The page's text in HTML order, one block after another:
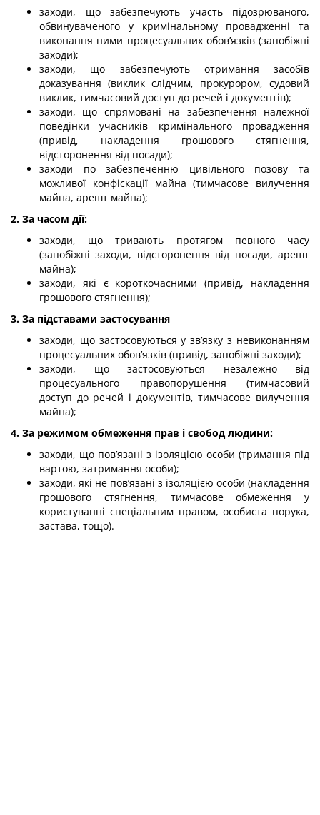
заходи, що забезпечують участь підозрюваного,
обвинуваченого у кримінальному провадженні та
виконання ними процесуальних обов’язків (запобіжні
заходи);
заходи, що забезпечують отримання засобів
доказування (виклик слідчим, прокурором, судовий
виклик, тимчасовий доступ до речей і документів);
заходи, що спрямовані на забезпечення належної
поведінки учасників кримінального провадження
(привід, накладення грошового стягнення,
відсторонення від посади);
заходи по забезпеченню цивільного позову та
можливої конфіскації майна (тимчасове вилучення
майна, арешт майна);
2. За часом дії:
заходи, що тривають протягом певного часу
(запобіжні заходи, відсторонення від посади, арешт
майна);
заходи, які є короткочасними (привід, накладення
грошового стягнення);
3. За підставами застосування
заходи, що застосовуються у зв’язку з невиконанням
процесуальних обов’язків (привід, запобіжні заходи);
заходи, що застосовуються незалежно від
процесуального правопорушення (тимчасовий
доступ до речей і документів, тимчасове вилучення
майна);
4. За режимом обмеження прав і свобод людини:
заходи, що пов’язані з ізоляцією особи (тримання під
вартою, затримання особи);
заходи, які не пов’язані з ізоляцією особи (накладення
грошового стягнення, тимчасове обмеження у
користуванні спеціальним правом, особиста порука,
застава, тощо).